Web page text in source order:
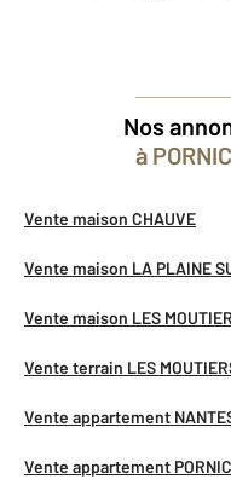
Nos
à
Vente maison CHAUVE
Vente maison LA PLAINE
Vente maison LES
Vente terrain LES
Vente appartement
Vente appartement PORNIC